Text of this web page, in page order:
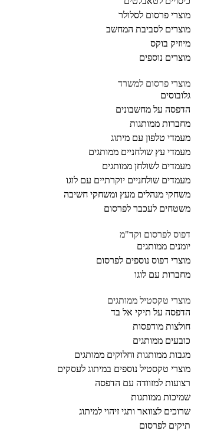
מוצרי פרסום לסלולר
מוצרים לסביבת המחשב
מיוזיק בוקס
מוצרים נוספים
מוצרי פרסום למשרד
גלובוסים
הדפסה על מחשבונים
מחברות ממותגות
מעמדי טלפון עם מיתוג
מעמדי עץ שולחניים ממותגים
מעמדים לשולחן ממותגים
מעמדים שולחניים יוקרתיים עם לוגו
משחקי מנהלים מעץ ומשחקי חשיבה
משטחים לעכבר לפרסום
דפוס לפרסום וקד"מ
יומנים ממותגים
מוצרי דפוס נוספים לפרסום
מחברות עם לוגו
מוצרי טקסטיל ממותגים
הדפסה על תיקי אל בד
חולצות מודפסות
כובעים ממותגים
מגבות ממותגות וחלוקים ממותגים
מוצרי טקסטיל נוספים במיתוג לעסקים
רצועות למזוודה עם הדפסה
שמיכות ממותגות
שרוכים לצוואר ותגי זיהוי למיתוג
תיקים לפרסום